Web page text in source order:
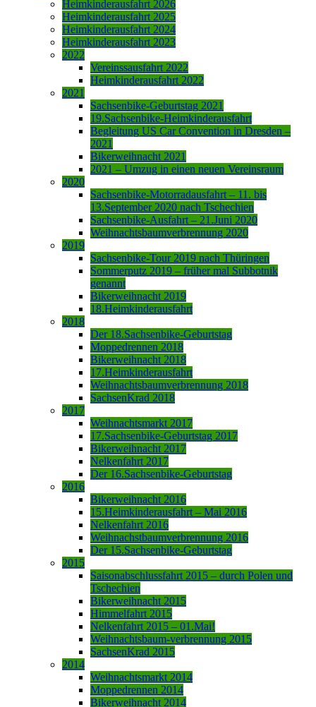
Heimkinderausfahrt 2026
Heimkinderausfahrt 2025
Heimkinderausfahrt 2024
Heimkinderausfahrt 2023
2022
Vereinssausfahrt 2022
Heimkinderausfahrt 2022
2021
Sachsenbike-Geburtstag 2021
19.Sachsenbike-Heimkinderausfahrt
Begleitung US Car Convention in Dresden –
2021
Bikerweihnacht 2021
2021 – Umzug in einen neuen Vereinsraum
2020
Sachsenbike-Motorradausfahrt – 11. bis
13.September 2020 nach Tschechien
Sachsenbike-Ausfahrt – 21.Juni 2020
Weihnachtsbaumverbrennung 2020
2019
Sachsenbike-Tour 2019 nach Thüringen
Sommerputz 2019 – früher mal Subbotnik
genannt
Bikerweihnacht 2019
18.Heimkinderausfahrt
2018
Der 18.Sachsenbike-Geburtstag
Moppedrennen 2018
Bikerweihnacht 2018
17.Heimkinderausfahrt
Weihnachtsbaumverbrennung 2018
SachsenKrad 2018
2017
Weihnachtsmarkt 2017
17.Sachsenbike-Geburtstag 2017
Bikerweihnacht 2017
Nelkenfahrt 2017
Der 16.Sachsenbike-Geburtstag
2016
Bikerweihnacht 2016
15.Heimkinderausfahrt – Mai 2016
Nelkenfahrt 2016
Weihnachstbaumverbrennung 2016
Der 15.Sachsenbike-Geburtstag
2015
Saisonabschlussfahrt 2015 – durch Polen und
Tschechien
Bikerweihnacht 2015
Himmelfahrt 2015
Nelkenfahrt 2015 – 01.Mai!
Weihnachtsbaum-verbrennung 2015
SachsenKrad 2015
2014
Weihnachtsmarkt 2014
Moppedrennen 2014
Bikerweihnacht 2014